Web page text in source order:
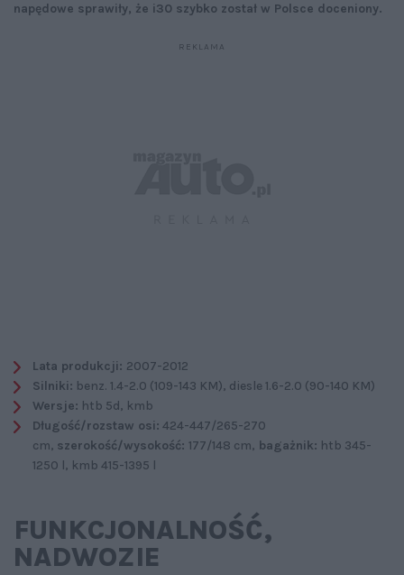
napędowe sprawiły, że i30 szybko został w Polsce doceniony.
Lata produkcji: 2007-2012
Silniki: benz. 1.4-2.0 (109-143 KM), diesle 1.6-2.0 (90-140 KM)
Wersje: htb 5d, kmb
Długość/rozstaw osi: 424-447/265-270
cm, szerokość/wysokość: 177/148 cm, bagażnik: htb 345-
1250 l, kmb 415-1395 l
FUNKCJONALNOŚĆ‚
NADWOZIE